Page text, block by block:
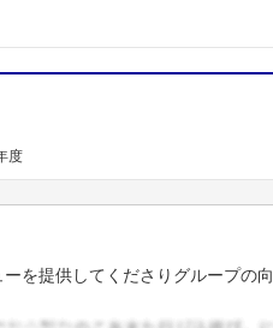
度
を提供してくださりグループの